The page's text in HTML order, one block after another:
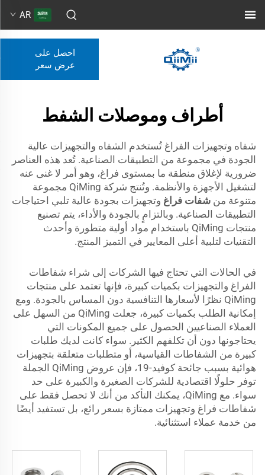
AR
احصل على
عرض سعر
أطراف وموصلات الشفط
شفاه وتجهيزات الفراغ تُستخدم الشفاه والتجهيزات عالية
الجودة في مجموعة من التطبيقات الصناعية. تُعد هذه العناصر
ضرورية لإغلاق منطقة ما بمستوى فراغ، وهو أمر لا غنى عنه
لتشغيل الأجهزة والأنظمة. وتُنتج شركة QiMing مجموعة
متنوعة من شفات فراغ وتجهيزات بجودة عالية تلبي احتياجات
التطبيقات الصناعية. وبالتزامٍ بالجودة والأداء، يتم تصنيع
منتجات QiMing باستخدام مواد أولية متطورة وأحدث
التقنيات لتلبية أعلى المعايير في التميز المنتج.
في الحالات التي تحتاج فيها الشركات إلى شراء شفاطات
الفراغ والتجهيزات بكميات كبيرة، فإنها تعتمد على منتجات
QiMing نظرًا لأسعارها التنافسية دون المساس بالجودة. ومع
إمكانية الطلب بكميات كبيرة، جعلت QiMing من السهل على
العملاء الصناعيين الحصول على جميع المكونات التي
يحتاجونها دون أن تكلفهم الكثير. سواء كانت لديك طلبات
كبيرة من الشفاطات القياسية، أو متطلبات متعلقة بتجهيزات
هوائية بسبب جائحة كوفيد-19، فإن عروض QiMing الجملة
توفر حلولًا اقتصادية للشركات الصغيرة والكبيرة على حد
سواء. مع QiMing، يمكنك التأكد من أنك لا تحصل فقط على
شفاطات فراغ وتجهيزات ممتازة بسعر رائع، بل تستفيد أيضًا
من خدمة عملاء استثنائية.